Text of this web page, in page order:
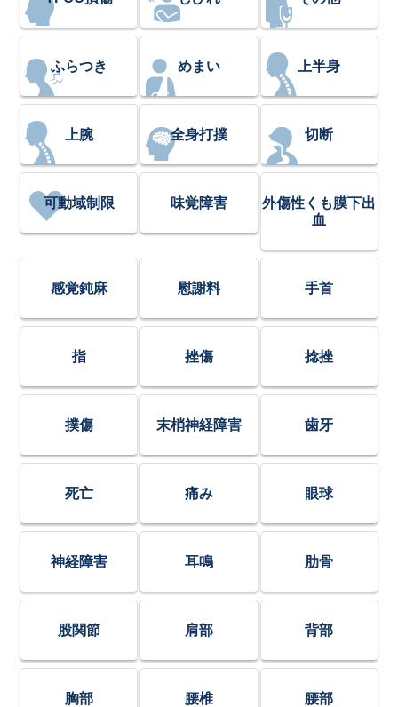
ふらつき めまい 上半身
上腕 全身打撲 切断
可動域制限 味覚障害
外傷性くも膜下出
血
感覚鈍麻 慰謝料 手首
指 挫傷 捻挫
撲傷 末梢神経障害 歯牙
死亡 痛み 眼球
神経障害 耳鳴 肋骨
股関節 肩部 背部
胸部 腰椎 腰部